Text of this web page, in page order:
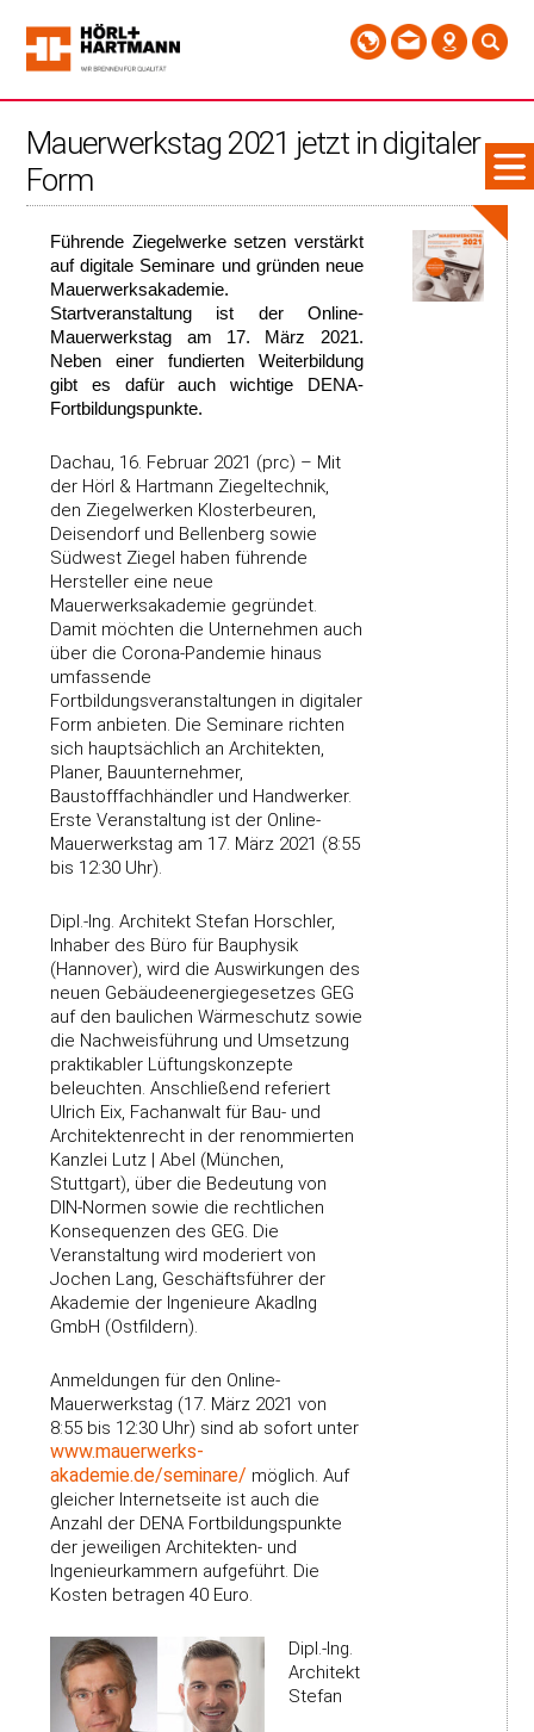
Mauerwerkstag 2021 jetzt in digitaler
Form
Führende Ziegelwerke setzen verstärkt
auf digitale Seminare und gründen neue
Mauerwerksakademie.
Startveranstaltung ist der Online-
Mauerwerkstag am 17. März 2021.
Neben einer fundierten Weiterbildung
gibt es dafür auch wichtige DENA-
Fortbildungspunkte.
Dachau, 16. Februar 2021 (prc) – Mit
der Hörl & Hartmann Ziegeltechnik,
den Ziegelwerken Klosterbeuren,
Deisendorf und Bellenberg sowie
Südwest Ziegel haben führende
Hersteller eine neue
Mauerwerksakademie gegründet.
Damit möchten die Unternehmen auch
über die Corona-Pandemie hinaus
umfassende
Fortbildungsveranstaltungen in digitaler
Form anbieten. Die Seminare richten
sich hauptsächlich an Architekten,
Planer, Bauunternehmer,
Baustofffachhändler und Handwerker.
Erste Veranstaltung ist der Online-
Mauerwerkstag am 17. März 2021 (8:55
bis 12:30 Uhr).
Dipl.-Ing. Architekt Stefan Horschler,
Inhaber des Büro für Bauphysik
(Hannover), wird die Auswirkungen des
neuen Gebäudeenergiegesetzes GEG
auf den baulichen Wärmeschutz sowie
die Nachweisführung und Umsetzung
praktikabler Lüftungskonzepte
beleuchten. Anschließend referiert
Ulrich Eix, Fachanwalt für Bau- und
Architektenrecht in der renommierten
Kanzlei Lutz | Abel (München,
Stuttgart), über die Bedeutung von
DIN-Normen sowie die rechtlichen
Konsequenzen des GEG. Die
Veranstaltung wird moderiert von
Jochen Lang, Geschäftsführer der
Akademie der Ingenieure AkadIng
GmbH (Ostfildern).
Anmeldungen für den Online-
Mauerwerkstag (17. März 2021 von
8:55 bis 12:30 Uhr) sind ab sofort unter
www.mauerwerks-
akademie.de/seminare/ möglich. Auf
gleicher Internetseite ist auch die
Anzahl der DENA Fortbildungspunkte
der jeweiligen Architekten- und
Ingenieurkammern aufgeführt. Die
Kosten betragen 40 Euro.
Dipl.-Ing.
Architekt
Stefan